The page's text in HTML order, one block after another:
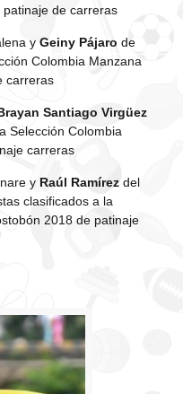
de carreras
y Geiny Pájaro de
Colombia Manzana
carreras
Santiago Virgüez
Selección Colombia
carreras
y Raúl Ramírezdel
clasificados a la
2018 de patinaje